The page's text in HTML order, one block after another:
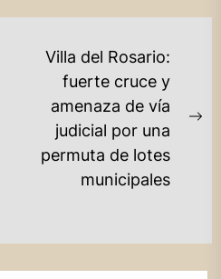
Villa del Rosario:
fuerte cruce y
amenaza de vía
judicial por una
permuta de lotes
municipales